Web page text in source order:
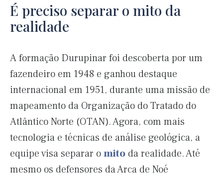
É preciso separar o mito da
realidade
A formação Durupinar foi descoberta por um
fazendeiro em 1948 e ganhou destaque
internacional em 1951, durante uma missão de
mapeamento da Organização do Tratado do
Atlântico Norte (OTAN). Agora, com mais
tecnologia e técnicas de análise geológica, a
equipe visa separar omito da realidade. Até
mesmo os defensores da Arca de Noé